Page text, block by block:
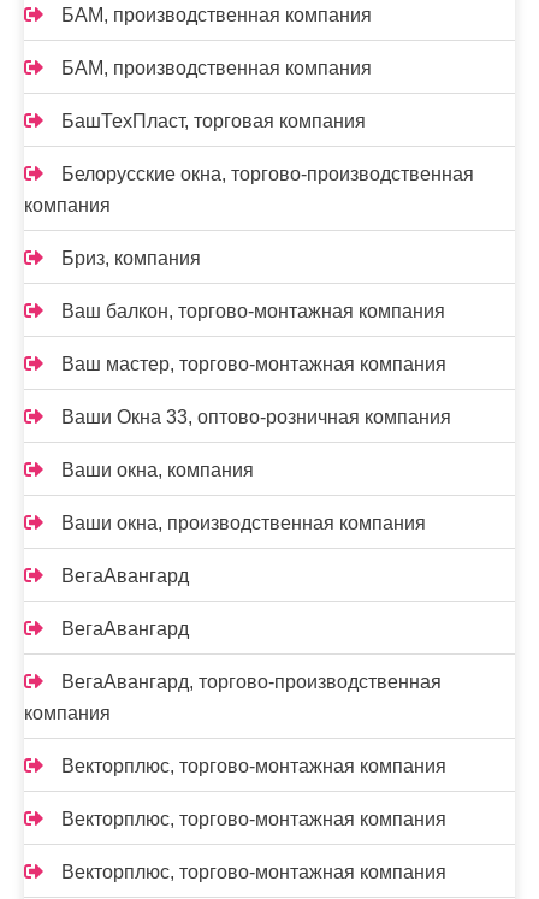
БАМ, производственная компания
БАМ, производственная компания
БашТехПласт, торговая компания
Белорусские окна, торгово-производственная
компания
Бриз, компания
Ваш балкон, торгово-монтажная компания
Ваш мастер, торгово-монтажная компания
Ваши Окна 33, оптово-розничная компания
Ваши окна, компания
Ваши окна, производственная компания
ВегаАвангард
ВегаАвангард
ВегаАвангард, торгово-производственная
компания
Векторплюс, торгово-монтажная компания
Векторплюс, торгово-монтажная компания
Векторплюс, торгово-монтажная компания